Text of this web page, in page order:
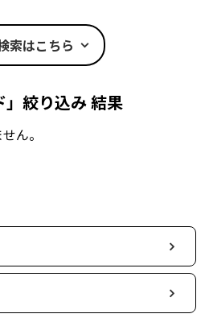
索はこちら
」絞り込み 結果
ん。